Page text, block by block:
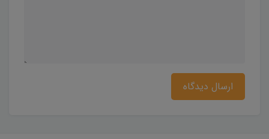
ارسال دیدگاه